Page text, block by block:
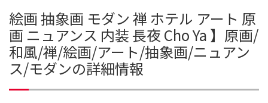
絵画 抽象画 モダン 禅 ホテル アート 原
画 ニュアンス 内装 長夜 Cho Ya 】原画/
和風/禅/絵画/アート/抽象画/ニュアン
ス/モダンの詳細情報